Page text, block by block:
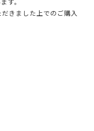
きました上でのご購入